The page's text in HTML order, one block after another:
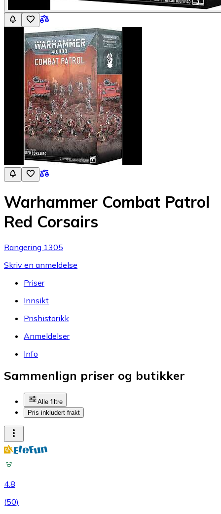
Warhammer Combat Patrol
Red Corsairs
Rangering 1305
Skriv en anmeldelse
Priser
Innsikt
Prishistorikk
Anmeldelser
Info
Sammenlign priser og butikker
Alle filtre
Pris inkludert frakt
4.8
(50)